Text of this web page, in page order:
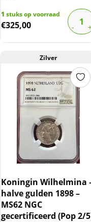
1 stuks op voorraad
€325,00
Zilver
Koningin Wilhelmina
halve gulden 1898 –
MS62 NGC
gecertificeerd (Pop 2/